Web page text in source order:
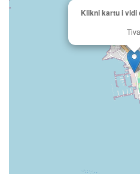
Klikni kartu i vidi